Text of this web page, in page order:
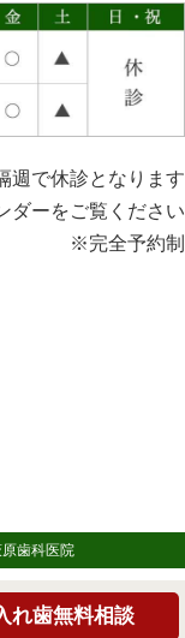
週で休診となります
ダーをご覧ください
※完全予約制
歯科医院
れ歯無料相談